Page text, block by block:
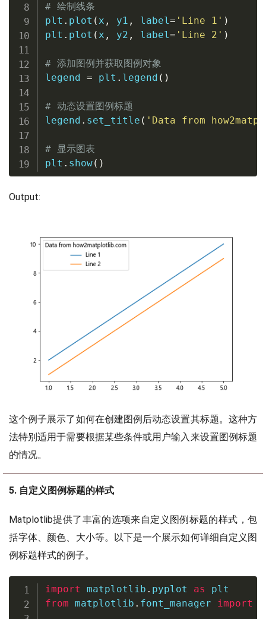
# 绘制线条
plt . plot ( x , y1 , label= 'Line 1' )
plt . plot ( x , y2 , label= 'Line 2' )
# 添加图例并获取图例对象
legend = plt . legend ( )
# 动态设置图例标题
legend . set_title ( 'Data from
# 显示图表
plt . show( )
Output:
这个例子展示了如何在创建图例后动态设置其标题。这种方
法特别适用于需要根据某些条件或用户输入来设置图例标题
的情况。
5. 自定义图例标题的样式
Matplotlib提供了丰富的选项来自定义图例标题的样式，包
括字体、颜色、大小等。以下是一个展示如何详细自定义图
例标题样式的例子。
import matplotlib . pyplot as
from matplotlib . font_manager import